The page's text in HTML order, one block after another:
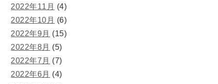
2022年11月 (4)
2022年10月 (6)
2022年9月 (15)
2022年8月 (5)
2022年7月 (7)
2022年6月 (4)